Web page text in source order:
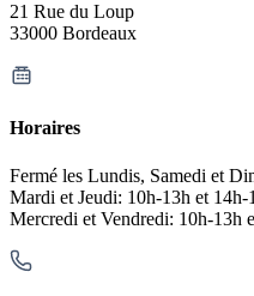
21 Rue du Loup
33000 Bordeaux
Horaires
Fermé les Lundis, Samedi et
Mardi et Jeudi: 10h-13h et 14h-
Mercredi et Vendredi: 10h-13h